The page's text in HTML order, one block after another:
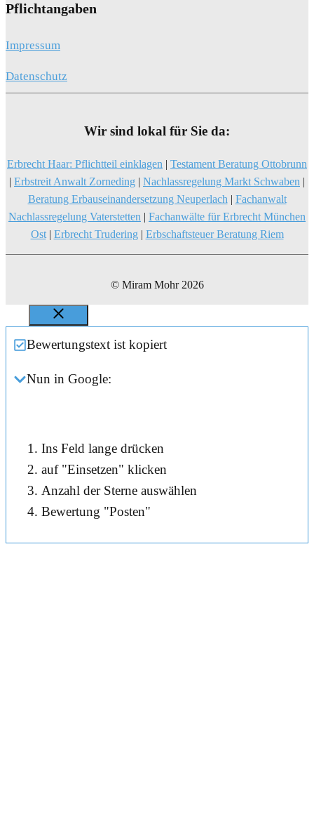
Pflichtangaben
Impressum
Datenschutz
Wir sind lokal für Sie da:
Erbrecht Haar: Pflichtteil einklagen | Testament Beratung Ottobrunn
| Erbstreit Anwalt Zorneding | Nachlassregelung Markt Schwaben |
Beratung Erbauseinandersetzung Neuperlach | Fachanwalt
Nachlassregelung Vaterstetten | Fachanwälte für Erbrecht München
Ost| Erbrecht Trudering | Erbschaftsteuer Beratung Riem
© Miram Mohr 2026
Close
Bewertungstext ist kopiert
Nun in Google:
Ins Feld lange drücken
auf "Einsetzen" klicken
Anzahl der Sterne auswählen
Bewertung "Posten"